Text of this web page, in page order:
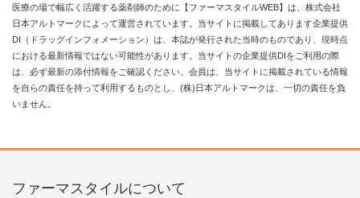
医療の場で幅広く活躍する薬剤師のために【ファーマスタイルWEB】は、株式会社
日本アルトマークによって運営されています。当サイトに掲載してあります企業提供
DI（ドラッグインフォメーション）は、本誌が発行された当時のものであり、現時点
における最新情報ではない可能性があります。当サイトの企業提供DIをご利用の際
は、必ず最新の添付情報をご確認ください。会員は、当サイトに掲載されている情報
を自らの責任を持って利用するものとし、(株)日本アルトマークは、一切の責任を負
いません。
ファーマスタイルについて